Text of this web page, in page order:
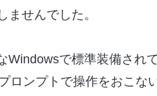
ませんでした。
Windowsで標準装備され
ロンプトで操作をおこな